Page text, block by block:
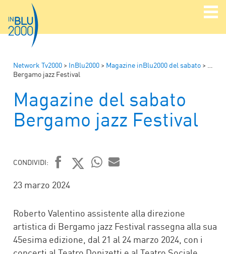
Network Tv2000 > InBlu2000 > Magazine inBlu2000 del sabato >
Bergamo jazz Festival
Magazine del sabato
Bergamo jazz Festival
CONDIVIDI:
FACEBOOK
TWITTER
23 marzo 2024
Roberto Valentino assistente alla direzione
artistica di Bergamo jazz Festival rassegna alla sua
45esima edizione, dal 21 al 24 marzo 2024, con i